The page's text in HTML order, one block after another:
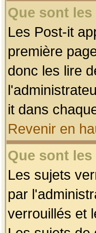
Que sont
Les Post-it
première
donc les lire
it dans
Revenir en
Que sont
Les sujets
par
verrouillés et